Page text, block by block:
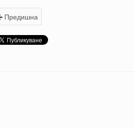
Предишна